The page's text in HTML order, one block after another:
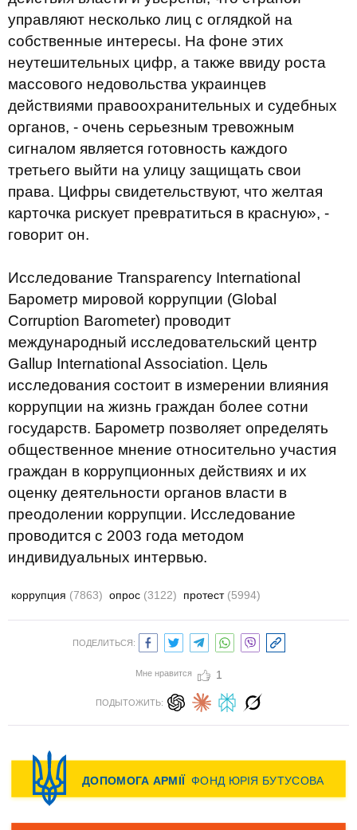
управляют несколько лиц с оглядкой на
собственные интересы. На фоне этих
неутешительных цифр, а также ввиду роста
массового недовольства украинцев
действиями правоохранительных и судебных
органов, - очень серьезным тревожным
сигналом является готовность каждого
третьего выйти на улицу защищать свои
права. Цифры свидетельствуют, что желтая
карточка рискует превратиться в красную», -
говорит он.
Исследование Transparency International
Барометр мировой коррупции (Global
Corruption Barometer) проводит
международный исследовательский центр
Gallup International Association. Цель
исследования состоит в измерении влияния
коррупции на жизнь граждан более сотни
государств. Барометр позволяет определять
общественное мнение относительно участия
граждан в коррупционных действиях и их
оценку деятельности органов власти в
преодолении коррупции. Исследование
проводится с 2003 года методом
индивидуальных интервью.
коррупция (7863) опрос (3122) протест (5994)
ПОДЕЛИТЬСЯ:
Мне нравится 1
ПОДЫТОЖИТЬ: